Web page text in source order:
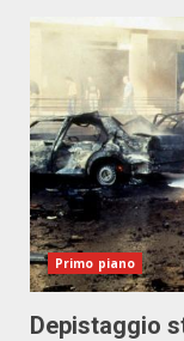
Primo piano
Depistaggio